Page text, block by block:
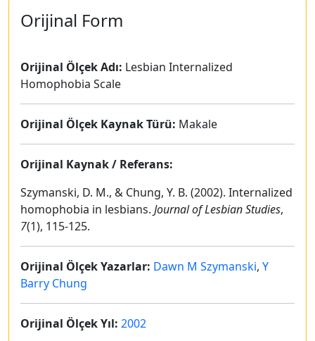
Orijinal Form
Orijinal Ölçek Adı: Lesbian Internalized
Homophobia Scale
Orijinal Ölçek Kaynak Türü: Makale
Orijinal Kaynak / Referans:
Szymanski, D. M., & Chung, Y. B. (2002). Internalized
homophobia in lesbians. Journal of Lesbian Studies,
7(1), 115-125.
Orijinal Ölçek Yazarlar: Dawn M Szymanski, Y
Barry Chung
Orijinal Ölçek Yıl: 2002